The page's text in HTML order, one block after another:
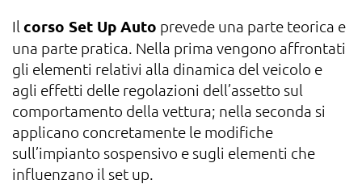
Il corso Set Up Auto prevede una parte teorica e
una parte pratica. Nella prima vengono affrontati
gli elementi relativi alla dinamica del veicolo e
agli effetti delle regolazioni dell’assetto sul
comportamento della vettura; nella seconda si
applicano concretamente le modifiche
sull’impianto sospensivo e sugli elementi che
influenzano il set up.